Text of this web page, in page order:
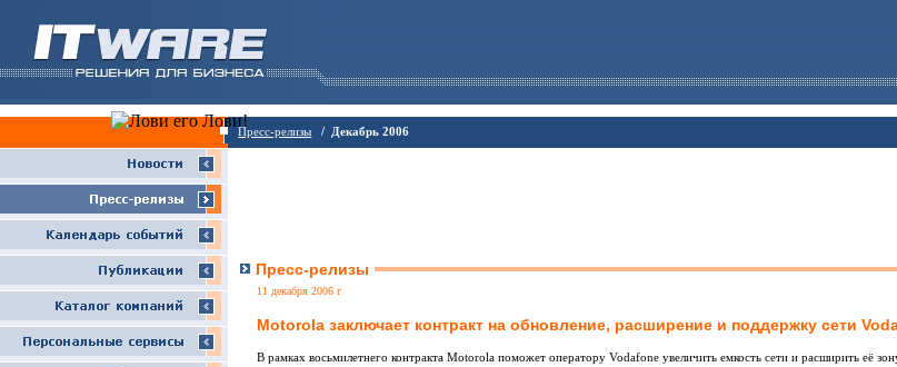
Пресс-релизы / Декабрь 2006
Пресс-релизы
11 декабря 2006 г
Motorola заключает контракт на обновление, расширение и поддержку сети
В рамках восьмилетнего контракта Motorola поможет оператору Vodafone увеличить емкость сети и расширить её